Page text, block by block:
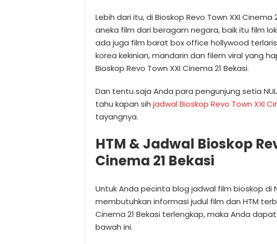
Lebih dari itu, di Bioskop Revo Town XXI
aneka film dari beragam negara, baik itu film
ada juga film barat box office hollywood
korea kekinian, mandarin dan filem viral yang
Bioskop Revo Town XXI Cinema 21 Bekasi.
Dan tentu saja Anda para pengunjung setia
tahu kapan sih jadwal Bioskop Revo Town XXI
tayangnya.
HTM & Jadwal Bioskop
Cinema 21 Bekasi
Untuk Anda pecinta blog jadwal film bioskop di
membutuhkan informasi judul film dan HTM
Cinema 21 Bekasi terlengkap, maka Anda
bawah ini.